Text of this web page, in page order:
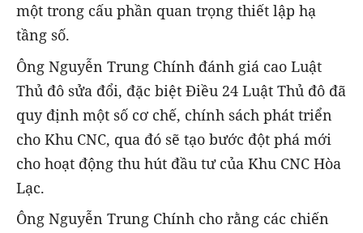
một trong cấu phần quan trọng thiết lập hạ
tầng số.
Ông Nguyễn Trung Chính đánh giá cao Luật
Thủ đô sửa đổi, đặc biệt Điều 24 Luật Thủ đô đã
quy định một số cơ chế, chính sách phát triển
cho Khu CNC, qua đó sẽ tạo bước đột phá mới
cho hoạt động thu hút đầu tư của Khu CNC Hòa
Lạc.
Ông Nguyễn Trung Chính cho rằng các chiến